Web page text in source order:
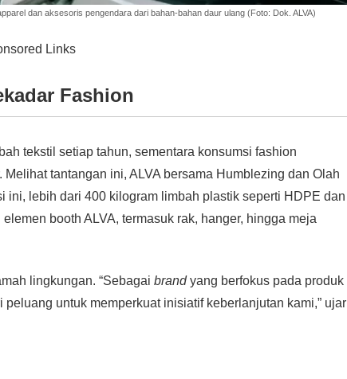
dan aksesoris pengendara dari bahan-bahan daur ulang (Foto: Dok. ALVA)
Links
Fashion
tekstil setiap tahun, sementara konsumsi fashion
tantangan ini, ALVA bersama Humblezing dan Olah
ini, lebih dari 400 kilogram limbah plastik seperti HDPE dan
booth ALVA, termasuk rak, hanger, hingga meja
lingkungan. “Sebagai brandyang berfokus pada produk
untuk memperkuat inisiatif keberlanjutan kami,” ujar